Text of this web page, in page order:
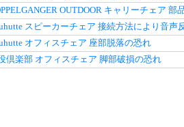
OUTDOOR キャリーチェア 部
スピーカーチェア 接続方法により音声
オフィスチェア 座部脱落の恐れ
倶楽部 オフィスチェア 脚部破損の恐れ